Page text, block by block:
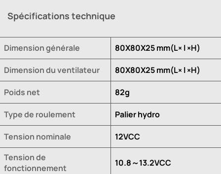
Spécifications technique
Dimension générale 80X80X25 mm(L× l ×H)
Dimension du ventilateur 80X80X25 mm(L× l ×H)
Poids net 82g
Type de roulement Palier hydro
Tension nominale
12VCC
Tension de
fonctionnement
10.8～13.2VCC